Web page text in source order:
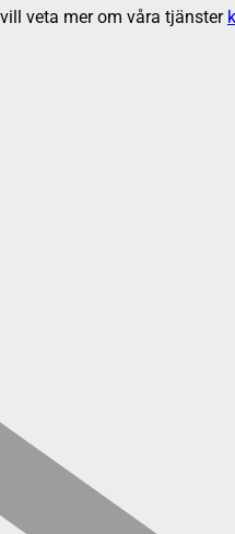
veta mer om våra tjänster